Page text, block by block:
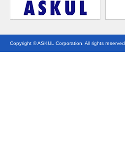
Copyright © ASKUL Corporation. All rights reserved.